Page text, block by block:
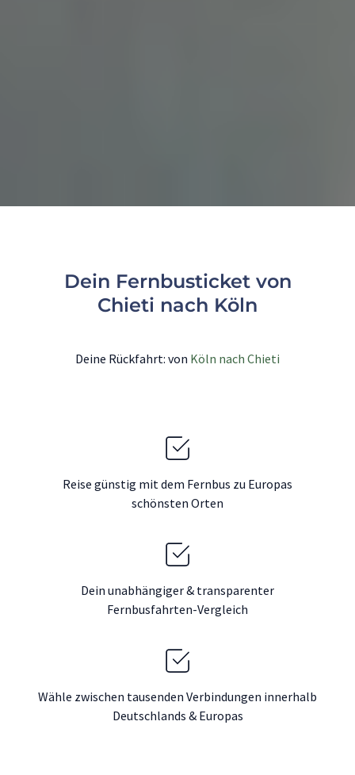
Dein Fernbusticket von
Chieti nach Köln
Deine Rückfahrt: von Köln nach Chieti
Reise günstig mit dem Fernbus zu Europas
schönsten Orten
Dein unabhängiger & transparenter
Fernbusfahrten-Vergleich
Wähle zwischen tausenden Verbindungen innerhalb
Deutschlands & Europas